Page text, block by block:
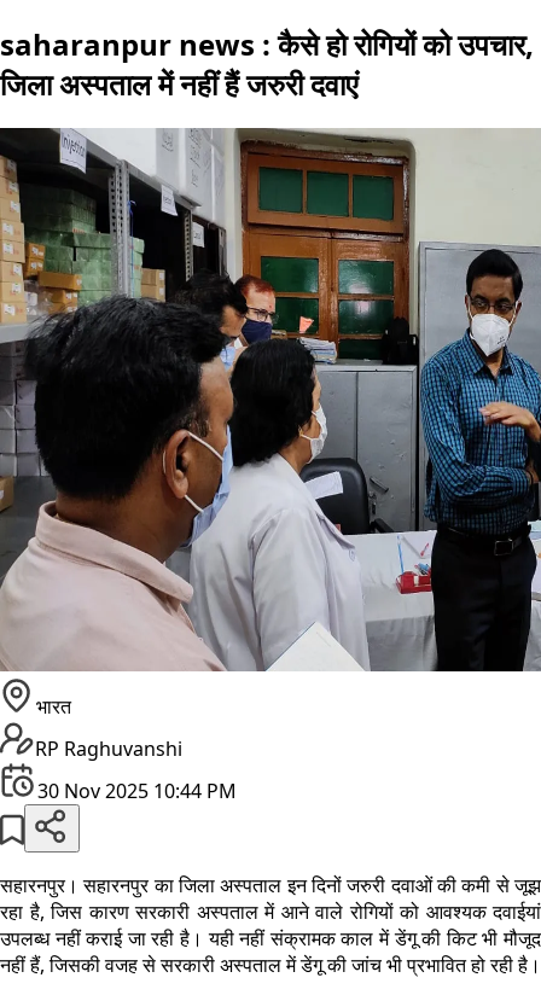
saharanpur news : कैसे हो रोगियों को उपचार,
जिला अस्पताल में नहीं हैं जरुरी दवाएं
भारत
RP Raghuvanshi
30 Nov 2025 10:44 PM
सहारनपुर। सहारनपुर का जिला अस्पताल इन दिनों जरुरी दवाओं की कमी से जूझ
रहा है, जिस कारण सरकारी अस्पताल में आने वाले रोगियों को आवश्यक दवाईयां
उपलब्ध नहीं कराई जा रही है। यही नहीं संक्रामक काल में डेंगू की किट भी मौजूद
नहीं हैं, जिसकी वजह से सरकारी अस्पताल में डेंगू की जांच भी प्रभावित हो रही है।